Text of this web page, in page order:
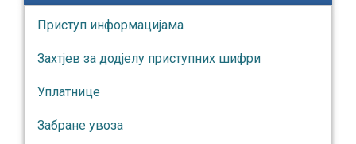
Приступ информaцијaмa
Захтјев за додјелу приступних шифри
Уплатнице
Забране увоза